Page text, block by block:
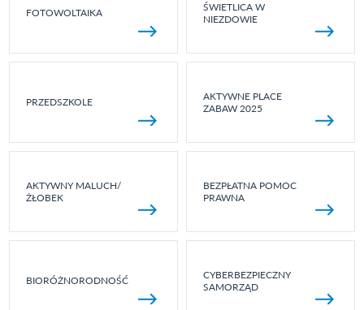
FOTOWOLTAIKA
ŚWIETLICA W
NIEZDOWIE
PRZEDSZKOLE
AKTYWNE PLACE
ZABAW 2025
AKTYWNY MALUCH/
ŻŁOBEK
BEZPŁATNA POMOC
PRAWNA
BIORÓŻNORODNOŚĆ
CYBERBEZPIECZNY
SAMORZĄD